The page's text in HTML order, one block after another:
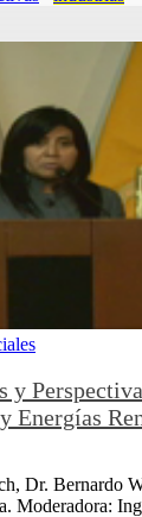
y
y Energías
Dr. Bernardo
Moderadora: